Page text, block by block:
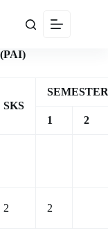
SKS
SEMESTER
1 2
2 2